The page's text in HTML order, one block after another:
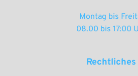
Montag bis
08.00 bis 17:00
Rechtliches